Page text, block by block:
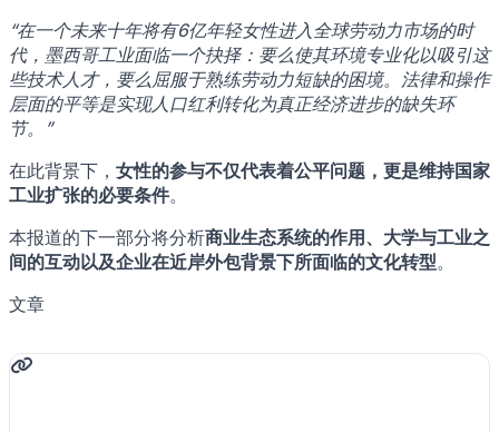
“在一个未来十年将有6亿年轻女性进入全球劳动力市场的时
代，墨西哥工业面临一个抉择：要么使其环境专业化以吸引这
些技术人才，要么屈服于熟练劳动力短缺的困境。法律和操作
层面的平等是实现人口红利转化为真正经济进步的缺失环
节。”
在此背景下， 女性的参与不仅代表着公平问题，更是维持国家
工业扩张的必要条件。
本报道的下一部分将分析商业生态系统的作用、大学与工业之
间的互动以及企业在近岸外包背景下所面临的文化转型。
文章